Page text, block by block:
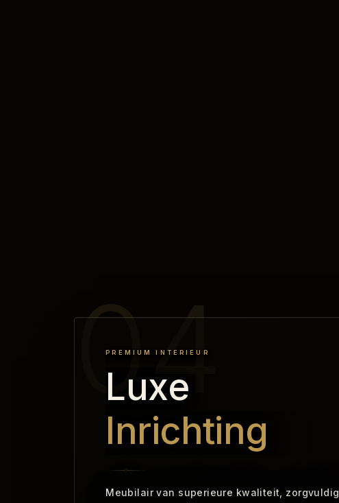
PREMIUM INTERIEUR
Luxe
Inrichting
Meubilair van superieure kwaliteit, zorgvuldig